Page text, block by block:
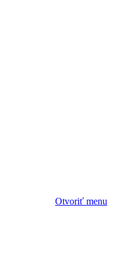
Otvoriť menu